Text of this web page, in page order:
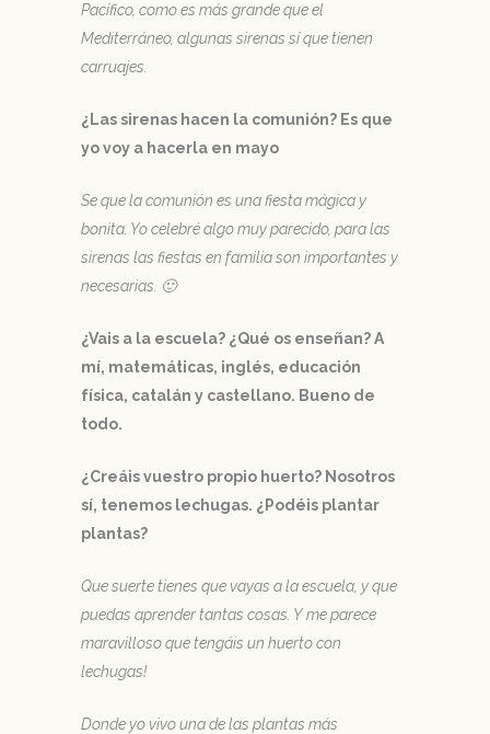
Pacífico, como es más grande que el
Mediterráneo, algunas sirenas sí que tienen
carruajes.
¿Las sirenas hacen la comunión? Es que
yo voy a hacerla en mayo
Se que la comunión es una fiesta mágica y
bonita. Yo celebré algo muy parecido, para las
sirenas las fiestas en familia son importantes y
necesarias. 🙂
¿Vais a la escuela? ¿Qué os enseñan? A
mí, matemáticas, inglés, educación
física, catalán y castellano. Bueno de
todo.
¿Creáis vuestro propio huerto? Nosotros
sí, tenemos lechugas. ¿Podéis plantar
plantas?
Que suerte tienes que vayas a la escuela, y que
puedas aprender tantas cosas. Y me parece
maravilloso que tengáis un huerto con
lechugas!
Donde yo vivo una de las plantas más